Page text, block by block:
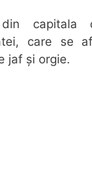
capitala
care se
jaf și orgie.